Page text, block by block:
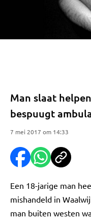
Man slaat
bespuugt
7 mei 2017 om 14:33
Een 18-jarige man
mishandeld in
man buiten westen